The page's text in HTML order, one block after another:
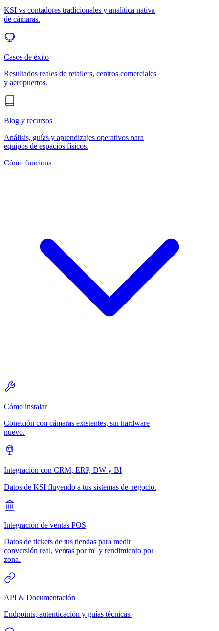
KSI vs contadores tradicionales y analítica nativa
de cámaras.
Casos de éxito
Resultados reales de retailers, centros comerciales
y aeropuertos.
Blog y recursos
Análisis, guías y aprendizajes operativos para
equipos de espacios físicos.
Cómo funciona
Cómo instalar
Conexión con cámaras existentes, sin hardware
nuevo.
Integración con CRM, ERP, DW y BI
Datos de KSI fluyendo a tus sistemas de negocio.
Integración de ventas POS
Datos de tickets de tus tiendas para medir
conversión real, ventas por m² y rendimiento por
zona.
API & Documentación
Endpoints, autenticación y guías técnicas.